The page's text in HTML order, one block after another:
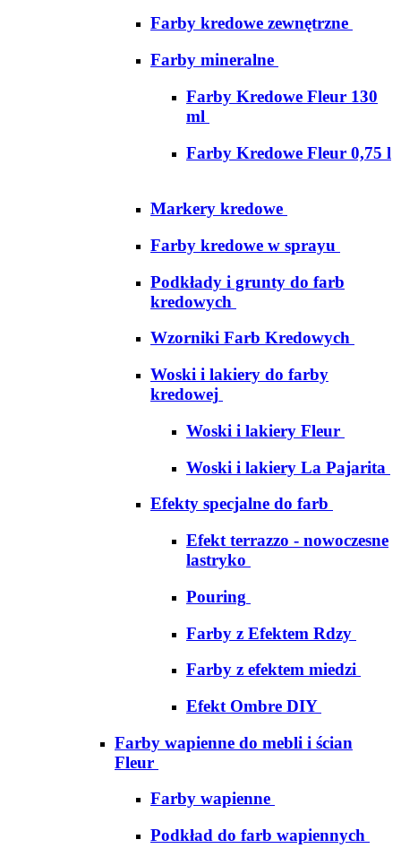
Farby kredowe zewnętrzne
Farby mineralne
Farby Kredowe Fleur 130
ml
Farby Kredowe Fleur 0,75 l
Markery kredowe
Farby kredowe w sprayu
Podkłady i grunty do farb
kredowych
Wzorniki Farb Kredowych
Woski i lakiery do farby
kredowej
Woski i lakiery Fleur
Woski i lakiery La Pajarita
Efekty specjalne do farb
Efekt terrazzo - nowoczesne
lastryko
Pouring
Farby z Efektem Rdzy
Farby z efektem miedzi
Efekt Ombre DIY
Farby wapienne do mebli i ścian
Fleur
Farby wapienne
Podkład do farb wapiennych